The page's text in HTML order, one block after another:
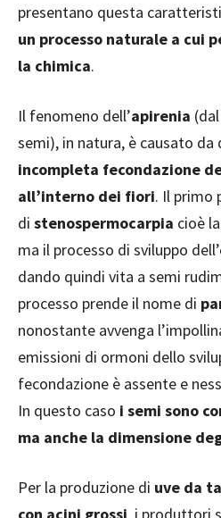
presentano questa
un processo naturale a cui
la chimica.
Il fenomeno dell’apirenia
semi), in natura, è causato
incompleta fecondazione
all’interno dei fiori. Il primo
di stenospermocarpia cioè
ma il processo di sviluppo
dando quindi vita a semi
processo prende il nome di
nonostante avvenga
emissioni di ormoni dello
fecondazione è assente e
In questo caso i semi sono
ma anche la dimensione
Per la produzione di uve da
con acini grossi , i produttori